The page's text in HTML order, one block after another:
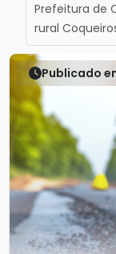
Prefeitura de
rural
Publicado